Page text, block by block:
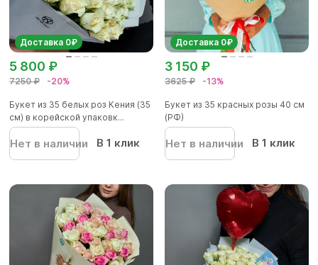
Доставка 0₽
7250 ₽ -20%
5 800 ₽
Букет из 35 белых роз Кения (35
см) в корейской упаковк...
Нет в наличии В 1 клик
Доставка 0₽
3625 ₽ -13%
3 150 ₽
Букет из 35 красных розы 40 см
(РФ)
Нет в наличии В 1 клик